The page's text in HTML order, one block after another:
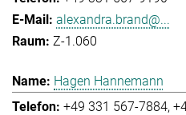
alexandra.brand@...
Z-1.060
Hagen Hannemann
+49 331 567-7884